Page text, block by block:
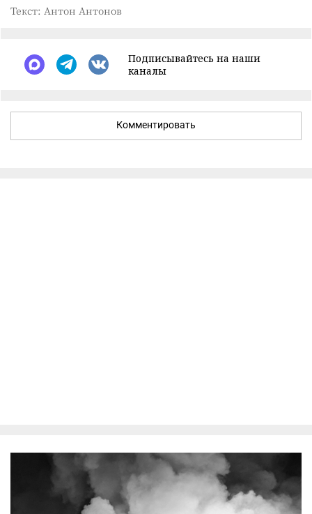
Текст: Антон Антонов
Подписывайтесь на наши
каналы
Комментировать